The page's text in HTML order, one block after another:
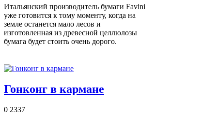
Итальянский производитель бумаги Favini
уже готовится к тому моменту, когда на
земле останется мало лесов и
изготовленная из древесной целлюлозы
бумага будет стоить очень дорого.
Гонконг в кармане
0 2337